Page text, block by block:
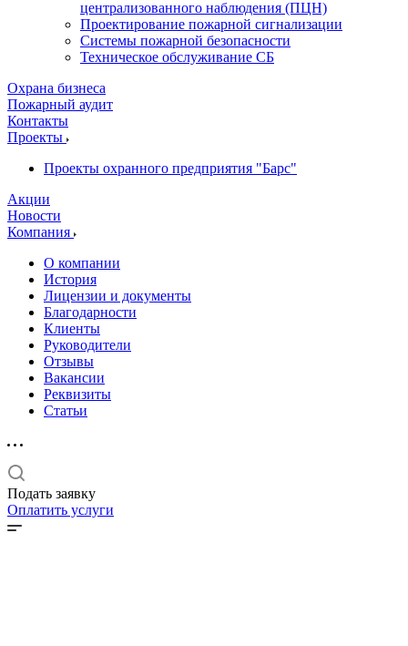
централизованного наблюдения (ПЦН)
Проектирование пожарной сигнализации
Системы пожарной безопасности
Техническое обслуживание СБ
Охрана бизнеса
Пожарный аудит
Контакты
Проекты
Проекты охранного предприятия "Барс"
Акции
Новости
Компания
О компании
История
Лицензии и документы
Благодарности
Клиенты
Руководители
Отзывы
Вакансии
Реквизиты
Статьи
Подать заявку
Оплатить услуги